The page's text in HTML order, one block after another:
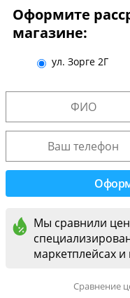
Оформите
магазине:
ул. Зорге 2Г
Мы сравнили
маркетплейсах
Сравнение